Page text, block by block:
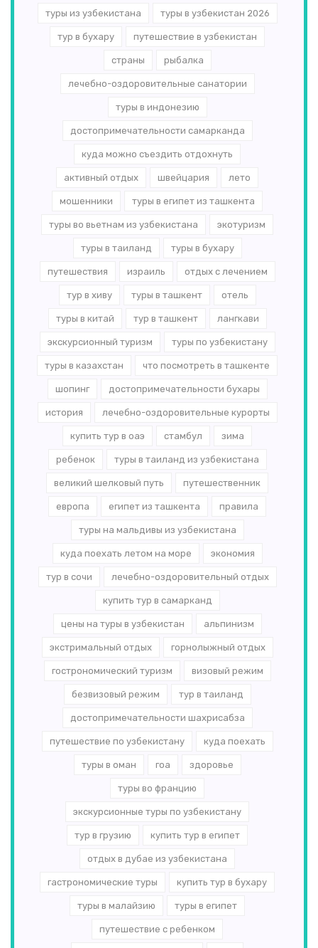
туры из узбекистана туры в узбекистан 2026
тур в бухару путешествие в узбекистан
страны рыбалка
лечебно-оздоровительные санатории
туры в индонезию
достопримечательности самарканда
куда можно съездить отдохнуть
активный отдых швейцария лето
мошенники туры в египет из ташкента
туры во вьетнам из узбекистана экотуризм
туры в таиланд туры в бухару
путешествия израиль отдых с лечением
тур в хиву туры в ташкент отель
туры в китай тур в ташкент лангкави
экскурсионный туризм туры по узбекистану
туры в казахстан что посмотреть в ташкенте
шопинг достопримечательности бухары
история лечебно-оздоровительные курорты
купить тур в оаэ стамбул зима
ребенок туры в таиланд из узбекистана
великий шелковый путь путешественник
европа египет из ташкента правила
туры на мальдивы из узбекистана
куда поехать летом на море экономия
тур в сочи лечебно-оздоровительный отдых
купить тур в самарканд
цены на туры в узбекистан альпинизм
экстримальный отдых горнолыжный отдых
гострономический туризм визовый режим
безвизовый режим тур в таиланд
достопримечательности шахрисабза
путешествие по узбекистану куда поехать
туры в оман гоа здоровье
туры во францию
экскурсионные туры по узбекистану
тур в грузию купить тур в египет
отдых в дубае из узбекистана
гастрономические туры купить тур в бухару
туры в малайзию туры в египет
путешествие с ребенком